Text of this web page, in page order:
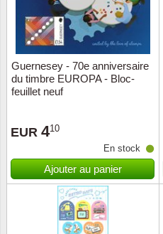
Guernesey - 70e anniversaire
du timbre EUROPA - Bloc-
feuillet neuf
EUR 410
En stock
Ajouter au panier